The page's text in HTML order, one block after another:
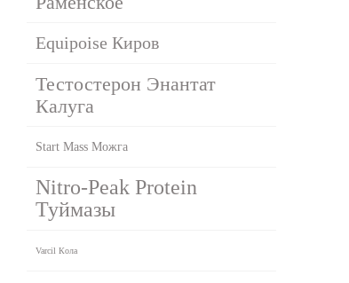
Equipoise Киров
Тестостерон Энантат
Калуга
Start Mass Можга
Nitro-Peak Protein
Туймазы
Varcil Кола